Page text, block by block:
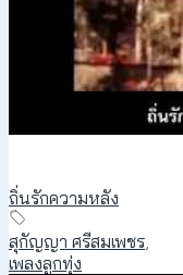
ถิ่นรักความหลัง
สุกัญญา ศรีสมเพชร,
เพลงลูกทุ่ง